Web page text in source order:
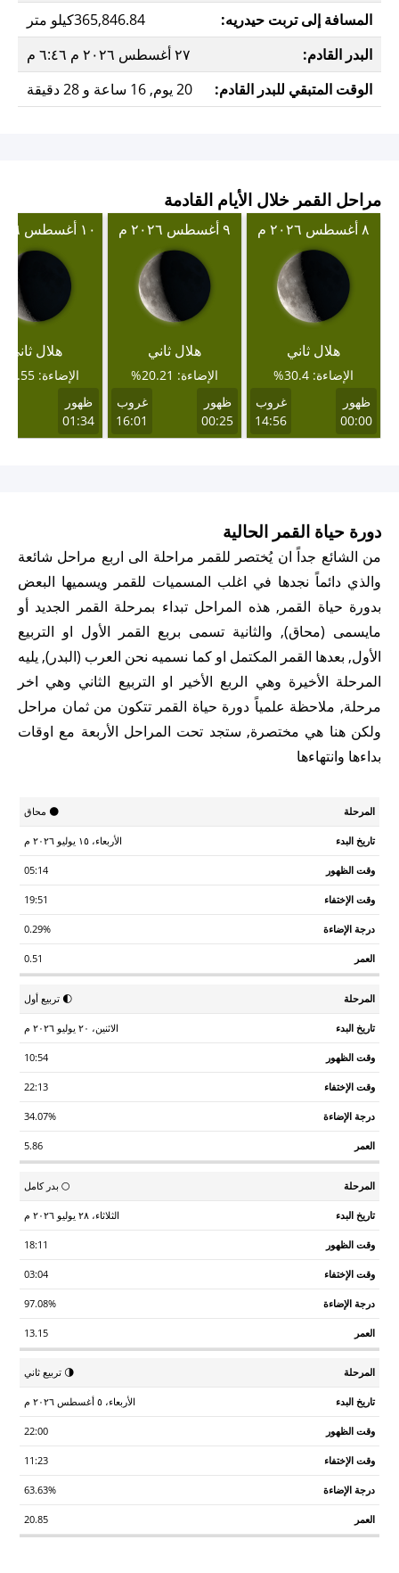
المسافة إلى تربت حيدريه:
365,846.84كيلو متر
البدر القادم:
٢٧ أغسطس ٢٠٢٦ م ٦:٤٦ م
الوقت المتبقي للبدر القادم:
20 يوم, 16 ساعة و 28 دقيقة
مراحل القمر خلال الأيام القادمة
٨ أغسطس ٢٠٢٦ م
هلال ثاني
الإضاءة: 30.4%
ظهور
00:00
غروب
14:56
٩ أغسطس ٢٠٢٦ م
هلال ثاني
الإضاءة: 20.21%
ظهور
00:25
غروب
16:01
١٠ أغسطس ٢٠٢٦ م
هلال ثاني
الإضاءة: 11.55%
ظهور
01:34
دورة حياة القمر الحالية
من الشائع جداً ان يُختصر للقمر مراحلة الى اربع مراحل شائعة
والذي دائماً نجدها في اغلب المسميات للقمر ويسميها البعض
بدورة حياة القمر, هذه المراحل تبداء بمرحلة القمر الجديد أو
مايسمى (محاق), والثانية تسمى بربع القمر الأول او التربيع
الأول, بعدها القمر المكتمل او كما نسميه نحن العرب (البدر), يليه
المرحلة الأخيرة وهي الربع الأخير او التربيع الثاني وهي اخر
مرحلة, ملاحظة علمياً دورة حياة القمر تتكون من ثمان مراحل
ولكن هنا هي مختصرة, ستجد تحت المراحل الأربعة مع اوقات
بداءها وانتهاءها
🌑 محاق
الأربعاء، ١٥ يوليو ٢٠٢٦ م
05:14
19:51
0.29%
0.51
🌓 تربيع أول
الاثنين، ٢٠ يوليو ٢٠٢٦ م
10:54
22:13
34.07%
5.86
🌕 بدر كامل
الثلاثاء، ٢٨ يوليو ٢٠٢٦ م
18:11
03:04
97.08%
13.15
🌗 تربيع ثاني
الأربعاء، ٥ أغسطس ٢٠٢٦ م
22:00
11:23
63.63%
20.85